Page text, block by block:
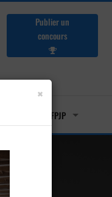
Publier un
concours
Licenciés FFPJP
×